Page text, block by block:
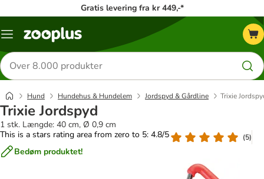
Gratis levering fra kr 449,-*
Menu
Søg
efter
produkter
Hund Hundehus & Hundelem Jordspyd & Gårdline Trixie
Trixie Jordspyd
1 stk. Længde: 40 cm, Ø 0,9 cm
This is a stars rating area from zero to 5: 4.8/5
(5)
Bedøm produktet!